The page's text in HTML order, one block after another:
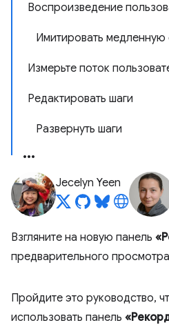
Воспроизведение
Имитировать медленную
Измерьте поток
Редактировать шаги
Развернуть шаги
Jecelyn Yeen
Взгляните на новую панель
предварительного
Пройдите это руководство,
использовать панель